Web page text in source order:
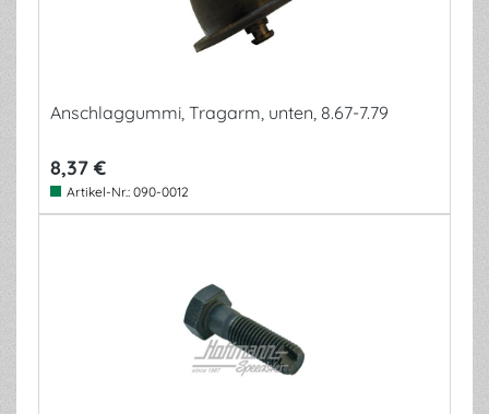
Anschlaggummi, Tragarm, unten, 8.67-7.79
8,37 €
Artikel-Nr.: 090-0012